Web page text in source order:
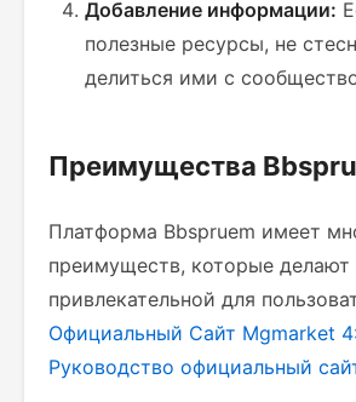
Добавление информации:
полезные ресурсы, не
делиться ими с
Преимущества
Платформа Bbspruem имеет
преимуществ, которые делают
привлекательной для
Официальный Сайт Mgmarket
Руководство официальный